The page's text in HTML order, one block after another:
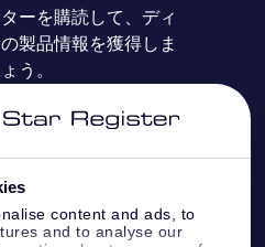
content and ads, to
and to analyse our
Page
ーを購読して、ディ
製品情報を獲得しま
う。